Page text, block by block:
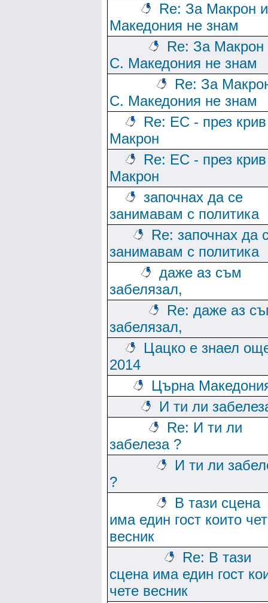
Re: За Макрон
Македония не знам
Re: За Макрон
С. Македония не знам
Re: За
С. Македония не знам
Re: ЕС - през крив
Макрон
Re: ЕС - през крив
Макрон
започнах да се
занимавам с политика
Re: започнах да
занимавам с политика
даже аз съм
забелязал,
Re: даже аз
забелязал,
Цацко е знаел
2014
Църна
И ти ли
Re: И ти ли
забелеза ?
И ти ли
?
В тази сцена
има един гост които
весник
Re: В тази
сцена има един гост
чете весник